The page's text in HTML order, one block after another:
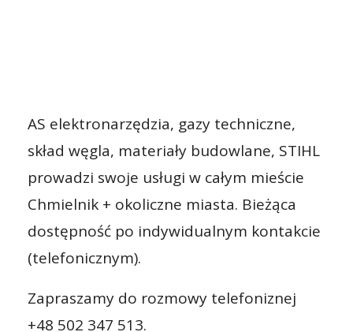
AS elektronarzędzia, gazy techniczne,
skład węgla, materiały budowlane, STIHL
prowadzi swoje usługi w całym mieście
Chmielnik + okoliczne miasta. Bieżąca
dostępność po indywidualnym kontakcie
(telefonicznym).
Zapraszamy do rozmowy telefoniznej
+48 502 347 513.